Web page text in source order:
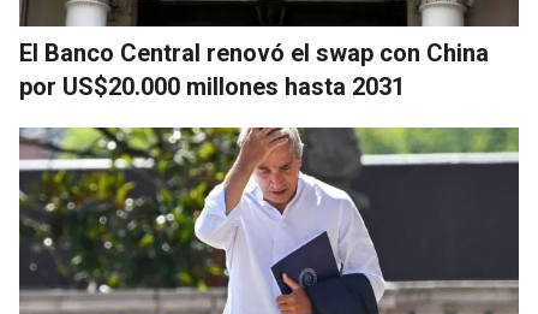
El Banco Central renovó el swap con China
por US$20.000 millones hasta 2031